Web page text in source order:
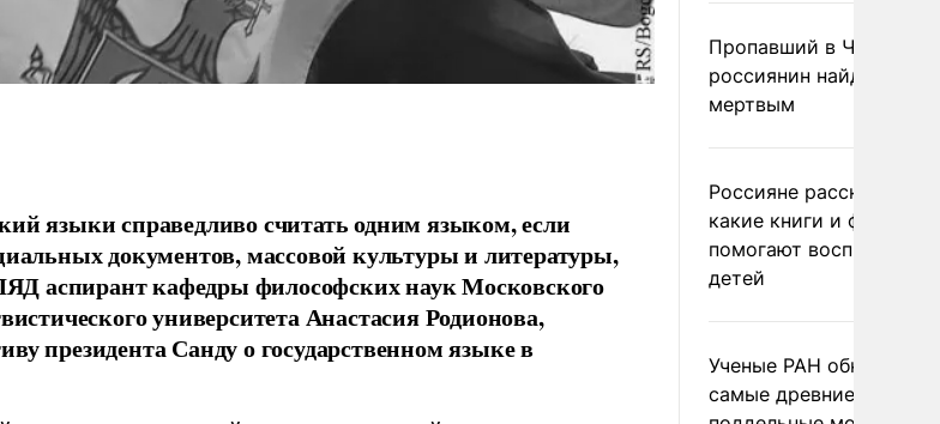
языки справедливо считать одним языком, если
документов, массовой культуры и литературы,
аспирант кафедры философских наук Московского
университета Анастасия Родионова,
президента Санду о государственном языке в
Пропавший в
россиянин найден
мертвым
Россияне рассказали,
какие книги и фильмы
помогают воспитывать
детей
Ученые РАН
самые древние